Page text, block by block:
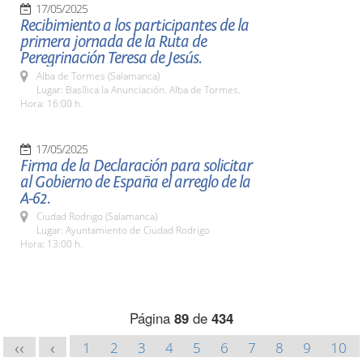
17/05/2025
Recibimiento a los participantes de la
primera jornada de la Ruta de
Peregrinación Teresa de Jesús.
Alba de Tormes (Salamanca)
Lugar: Basílica la Anunciación. Alba de Tormes.
Hora: 16:00 h.
17/05/2025
Firma de la Declaración para solicitar
al Gobierno de España el arreglo de la
A-62.
Ciudad Rodrigo (Salamanca)
Lugar: Ayuntamiento de Ciudad Rodrigo
Hora: 13:00 h.
Página 89 de 434
<< < 1 2 3 4 5 6 7 8 9
10